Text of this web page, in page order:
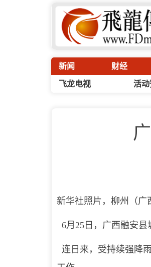
新闻 财经
飞龙电视 活
新华社照片，柳州（广
6月25日，广西融安
连日来，受持续强降